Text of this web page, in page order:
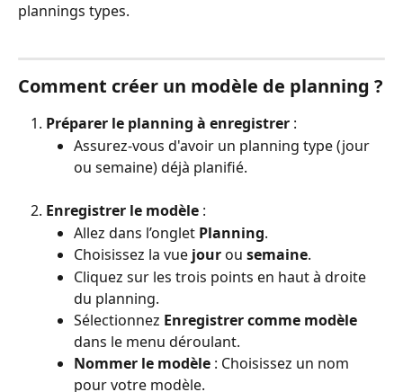
plannings types.
Comment créer un modèle de planning ?
Préparer le planning à enregistrer :
Assurez-vous d'avoir un planning type (jour
ou semaine) déjà planifié.
Enregistrer le modèle :
Allez dans l’onglet Planning.
Choisissez la vue jour ou semaine.
Cliquez sur les trois points en haut à droite
du planning.
Sélectionnez Enregistrer comme modèle
dans le menu déroulant.
Nommer le modèle : Choisissez un nom
pour votre modèle.